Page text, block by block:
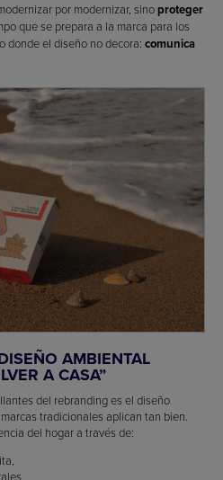
por modernizar, sino proteger
que se prepara a la marca para los
donde el diseño no decora: comunica
AMBIENTAL
A CASA”
del rebranding es el diseño
tradicionales aplican tan bien.
del hogar a través de: